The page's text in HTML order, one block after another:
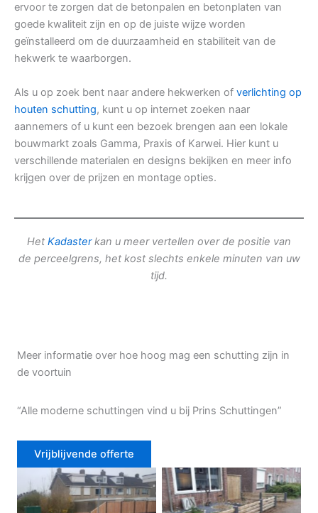
ervoor te zorgen dat de betonpalen en betonplaten van
goede kwaliteit zijn en op de juiste wijze worden
geïnstalleerd om de duurzaamheid en stabiliteit van de
hekwerk te waarborgen.
Als u op zoek bent naar andere hekwerken of verlichting op
houten schutting, kunt u op internet zoeken naar
aannemers of u kunt een bezoek brengen aan een lokale
bouwmarkt zoals Gamma, Praxis of Karwei. Hier kunt u
verschillende materialen en designs bekijken en meer info
krijgen over de prijzen en montage opties.
Het Kadasterkan u meer vertellen over de positie van
de perceelgrens, het kost slechts enkele minuten van uw
tijd.
Meer informatie over hoe hoog mag een schutting zijn in
de voortuin
“Alle moderne schuttingen vind u bij Prins Schuttingen”
Vrijblijvende offerte
Douglas schutting Tuinhek voortuin